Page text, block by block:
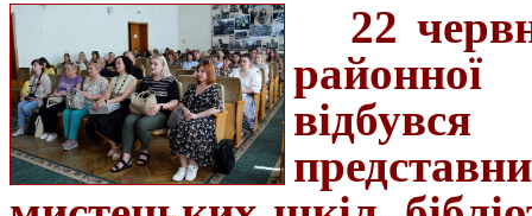
22
районної